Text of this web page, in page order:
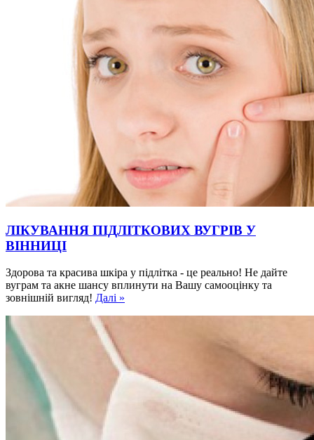
ЛІКУВАННЯ ПІДЛІТКОВИХ ВУГРІВ У
ВІННИЦІ
Здорова та красива шкіра у підлітка - це реально! Не дайте
вуграм та акне шансу вплинути на Вашу самооцінку та
зовнішній вигляд! Далі »